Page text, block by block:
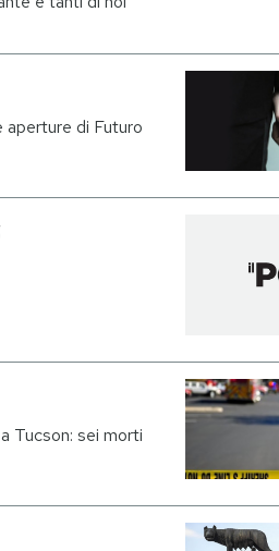
aperture di Futuro
Tucson: sei morti